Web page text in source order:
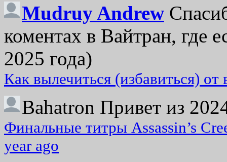
Mudruy Andrew
коментах в Вайтран, где
2025 года)
Как вылечиться (избавиться)
Bahatron Привет из
Финальные титры Assassin’s
year ago